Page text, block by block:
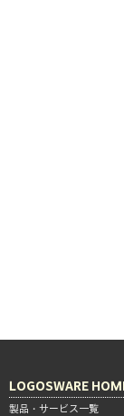
LOGOSWARE
製品・サービス一覧